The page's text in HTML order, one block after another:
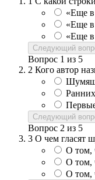
«Еще в
«Еще в
«Еще в
Следующий
Вопрос 1 из 5
2 Кого автор
Следующий
Вопрос 2 из 5
3 О чем гласят
О том,
О том,
О том,